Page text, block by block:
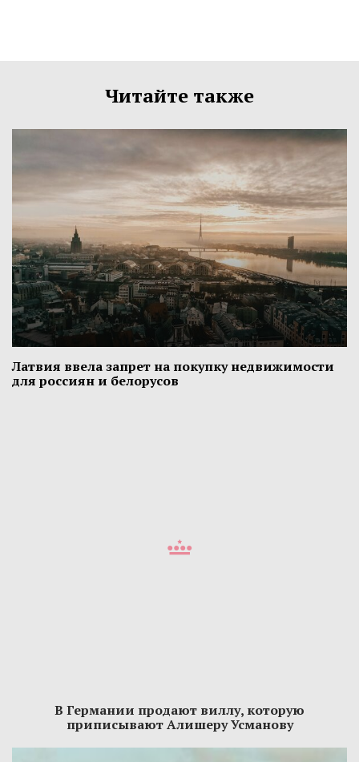
Читайте также
Латвия ввела запрет на покупку недвижимости
для россиян и белорусов
В Германии продают виллу, которую
приписывают Алишеру Усманову